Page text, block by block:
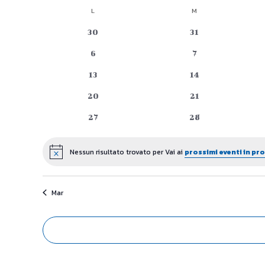
Calendario
L M
0
30
0
31
0
6
0
7
0
13
0
14
0
20
0
21
0
27
0
28
NoticeNessun risultato trovato per Vai ai prossimi eventi in
Mar